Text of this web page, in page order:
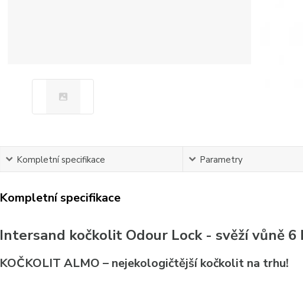
Kompletní specifikace Parametry
Kompletní specifikace
Intersand kočkolit Odour Lock - svěží vůně 6
KOČKOLIT ALMO – nejekologičtější kočkolit na trhu!